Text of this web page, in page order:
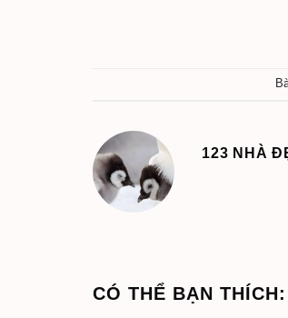
123 NHÀ
CÓ THỂ BẠN THÍCH: